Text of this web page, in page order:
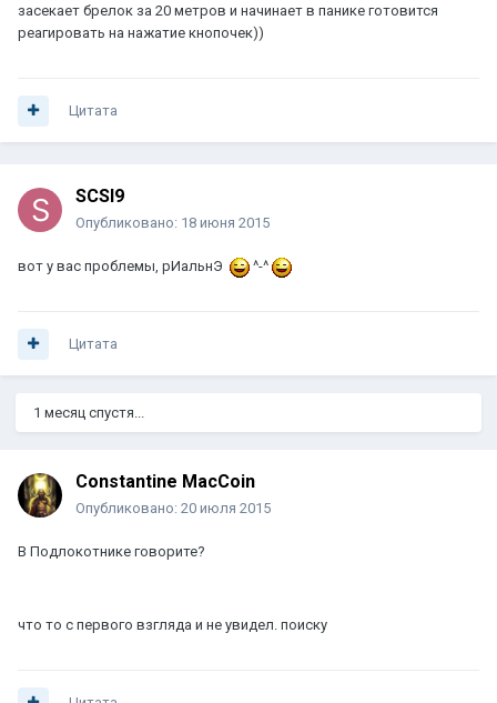
засекает брелок за 20 метров и начинает в панике готовится
реагировать на нажатие кнопочек))
Цитата
SCSI9
Опубликовано: 18 июня 2015
вот у вас проблемы, рИальнЭ ^-^
Цитата
1 месяц спустя...
Constantine MacCoin
Опубликовано: 20 июля 2015
В Подлокотнике говорите?
что то с первого взгляда и не увидел. поиску